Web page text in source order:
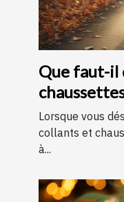
Que faut-il
contention
Lorsque vous
collants et
à...